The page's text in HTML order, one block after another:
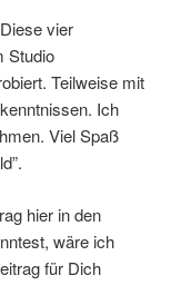
Diese vier
Studio
Teilweise mit
Ich
Viel Spaß
hier in den
wäre ich
für Dich